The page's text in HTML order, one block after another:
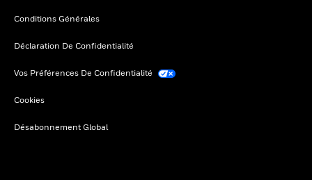
Conditions Générales
Déclaration De Confidentialité
Vos Préférences De Confidentialité
Cookies
Désabonnement Global